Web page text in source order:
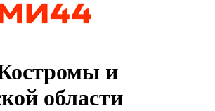
и
области